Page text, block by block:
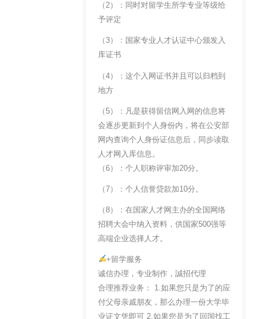
（2）：同时对留学生所学专业等级给
予评定
（3）：国家专业人才认证中心颁发入
库证书
（4）：这个入网证书并且可以归档到
地方
（5）：凡是获得留信网入网的信息将
会逐步更新到个人身份内，将在公安部
网内查询个人身份证信息后，同步读取
人才网入库信息。
（6）：个人职称评审加20分。
（7）：个人信誉贷款加10分。
（8）：在国家人才网主办的全国网络
招聘大会中纳入资料，供国家500强等
高端企业选择人才。
+留学服务
诚信办理，专业制作，誠招代理
合理推荐业务： 1.如果您只是为了的应
付父母亲戚朋友，那么办理一份大学毕
业证文凭即可 2.如果您是为了回国找工